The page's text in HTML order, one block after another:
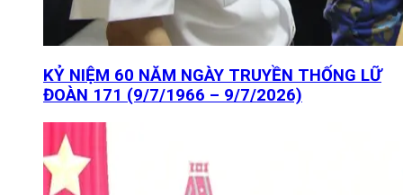
KỶ NIỆM 60 NĂM NGÀY TRUYỀN THỐNG LỮ
ĐOÀN 171 (9/7/1966 – 9/7/2026)